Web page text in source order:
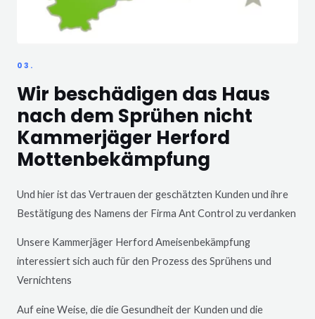
03.
Wir beschädigen das Haus
nach dem Sprühen nicht
Kammerjäger Herford
Mottenbekämpfung
Und hier ist das Vertrauen der geschätzten Kunden und ihre
Bestätigung des Namens der Firma Ant Control zu verdanken
Unsere Kammerjäger Herford Ameisenbekämpfung
interessiert sich auch für den Prozess des Sprühens und
Vernichtens
Auf eine Weise, die die Gesundheit der Kunden und die